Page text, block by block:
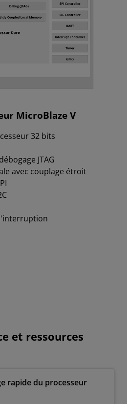
MicroBlaze V
32 bits
JTAG
avec couplage étroit
et ressources
rapide du processeur